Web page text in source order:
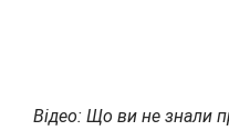
Відео: Що ви не знали